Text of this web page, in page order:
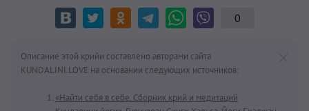
0
Описание этой крийи составлено авторами сайта
KUNDALINI.LOVE на основании следующих источников:
«Найти себя в себе. Сборник крий и медитаций